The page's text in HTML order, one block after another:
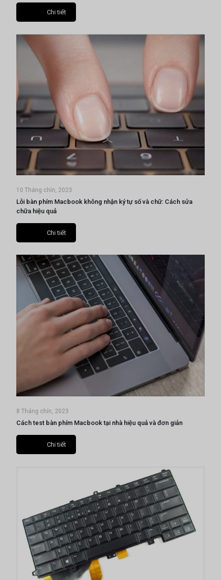
Chi tiết
10 Tháng chín, 2023
Lỗi bàn phím Macbook không nhận ký tự số và chữ: Cách sửa
chữa hiệu quả
Chi tiết
8 Tháng chín, 2023
Cách test bàn phím Macbook tại nhà hiệu quả và đơn giản
Chi tiết